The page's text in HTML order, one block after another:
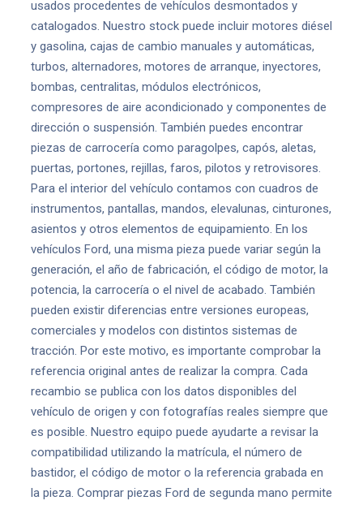
usados procedentes de vehículos desmontados y
catalogados. Nuestro stock puede incluir motores diésel
y gasolina, cajas de cambio manuales y automáticas,
turbos, alternadores, motores de arranque, inyectores,
bombas, centralitas, módulos electrónicos,
compresores de aire acondicionado y componentes de
dirección o suspensión. También puedes encontrar
piezas de carrocería como paragolpes, capós, aletas,
puertas, portones, rejillas, faros, pilotos y retrovisores.
Para el interior del vehículo contamos con cuadros de
instrumentos, pantallas, mandos, elevalunas, cinturones,
asientos y otros elementos de equipamiento. En los
vehículos Ford, una misma pieza puede variar según la
generación, el año de fabricación, el código de motor, la
potencia, la carrocería o el nivel de acabado. También
pueden existir diferencias entre versiones europeas,
comerciales y modelos con distintos sistemas de
tracción. Por este motivo, es importante comprobar la
referencia original antes de realizar la compra. Cada
recambio se publica con los datos disponibles del
vehículo de origen y con fotografías reales siempre que
es posible. Nuestro equipo puede ayudarte a revisar la
compatibilidad utilizando la matrícula, el número de
bastidor, el código de motor o la referencia grabada en
la pieza. Comprar piezas Ford de segunda mano permite